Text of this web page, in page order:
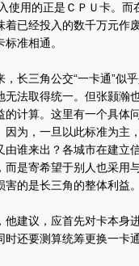
使用的正是ＣＰＵ卡。
着已经投入的数千万元作
标准相通。
三角公交“一卡通”似乎
无法取得统一。但张颢瀚
的计算。这里有一个具体
因为，一旦以此标准为主
由谁来出？各城市在建立
而是寄希望于别人也采用
害的是长三角的整体利益。
议，应首先对卡本身进
时还要测算统筹更换一卡